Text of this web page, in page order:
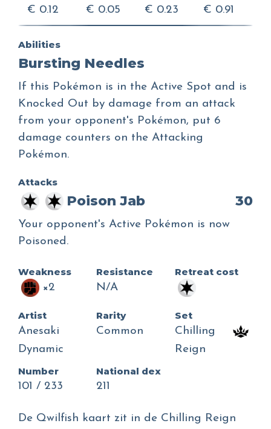
€ 0.12
€ 0.05
€ 0.23
€ 0.91
Abilities
Bursting Needles
If this Pokémon is in the Active Spot and is
Knocked Out by damage from an attack
from your opponent's Pokémon, put 6
damage counters on the Attacking
Pokémon.
Attacks
Poison Jab 30
Your opponent's Active Pokémon is now
Poisoned.
Weakness
×2
Resistance
N/A
Retreat cost
Artist
Anesaki
Dynamic
Rarity
Common
Set
Chilling
Reign
Number
101 / 233
National dex
211
De Qwilfish kaart zit in de Chilling Reign